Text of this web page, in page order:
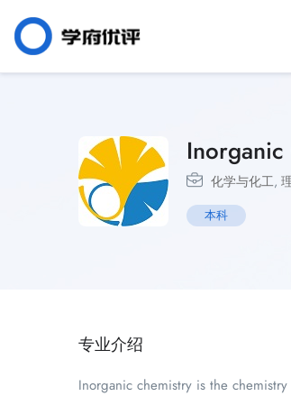
化学与化工,
本科
专业介绍
Inorganic chemistry is the